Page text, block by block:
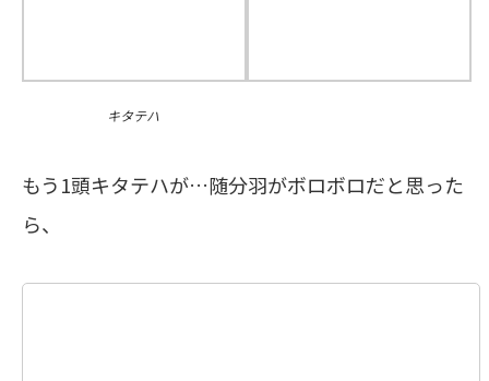
キタテハ
もう1頭キタテハが…随分羽がボロボロだと思った
ら、